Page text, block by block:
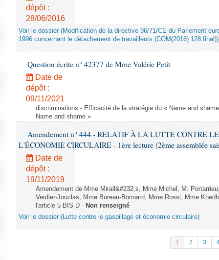
dépôt :
28/06/2016
Voir le dossier (Modification de la directive 96/71/CE du Parlement
1996 concernant le détachement de travailleurs (COM(2016) 128 final))
Question écrite n° 42377 de Mme Valérie Petit
Date de
dépôt :
09/11/2021
discriminations - Efficacité de la stratégie du « Name and
Name and shame »
Amendement n° 444 - RELATIF À LA LUTTE CONTRE
L'ÉCONOMIE CIRCULAIRE - 1ère lecture (2ème assemblée
Date de
dépôt :
19/11/2019
Amendement de Mme Mirall&#232;s, Mme Michel, M.
Verdier-Jouclas, Mme Bureau-Bonnard, Mme Rossi, Mme
l'article 5 BIS D - Non renseigné
Voir le dossier (Lutte contre le gaspillage et économie circulaire)
1 2 3